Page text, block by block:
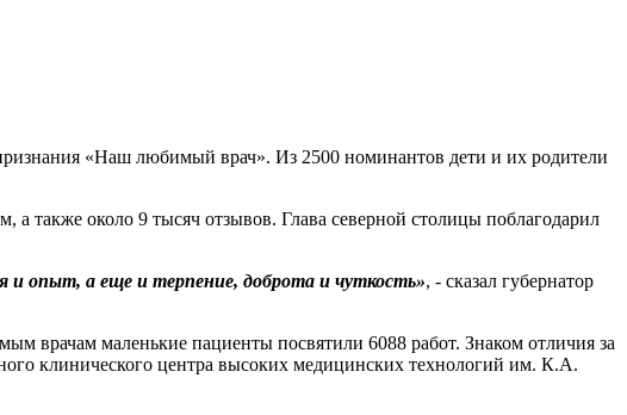
«Наш любимый врач». Из 2500 номинантов дети и их родители
также около 9 тысяч отзывов. Глава северной столицы поблагодарил
опыт, а еще и терпение, доброта и чуткость», - сказал губернатор
врачам маленькие пациенты посвятили 6088 работ. Знаком отличия за
клинического центра высоких медицинских технологий им. К.А.